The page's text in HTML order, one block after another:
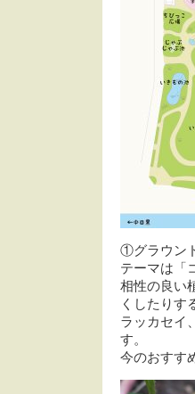
①グラウン
テーマは「
相性の良い
くしたりす
ラッカセイ
す。
今のおすす